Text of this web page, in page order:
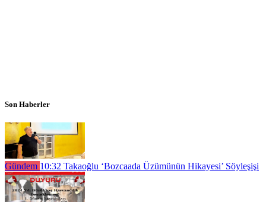
Son Haberler
Gündem 10:32 Takaoğlu ‘Bozcaada Üzümünün Hikayesi’ Söyleşişi